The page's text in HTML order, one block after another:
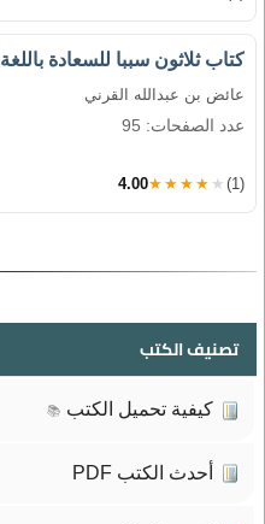
كتاب ثلاثون سببا للسعادة باللغة
عائض بن عبدالله القرني
عدد الصفحات: 95
4.00★★★★★ (1)
تصنيف الكتب
كيفية تحميل الكتب 📚
أحدث الكتب PDF